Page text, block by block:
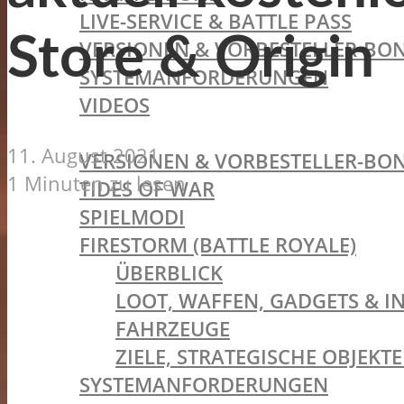
LIVE-SERVICE & BATTLE PASS
VERSIONEN & VORBESTELLER-
SYSTEMANFORDERUNGEN
VIDEOS
VERSIONEN & VORBESTELLER-
TIDES OF WAR
SPIELMODI
FIRESTORM (BATTLE ROYALE)
ÜBERBLICK
LOOT, WAFFEN, GADGETS &
FAHRZEUGE
ZIELE, STRATEGISCHE
SYSTEMANFORDERUNGEN
Store & Origin
11. August 2021
1 Minuten zu lesen